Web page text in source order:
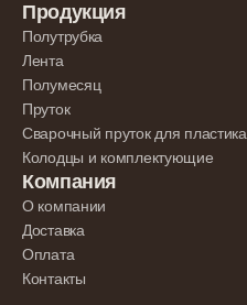
Продукция
Полутрубка
Лента
Полумесяц
Пруток
Сварочный пруток для пластика
Колодцы и комплектующие
Компания
О компании
Доставка
Оплата
Контакты